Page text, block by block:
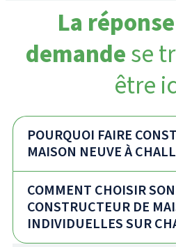
La
demandese
être
POURQUOI FAIRE
MAISON NEUVE À
COMMENT CHOISIR SON
CONSTRUCTEUR DE
INDIVIDUELLES SUR